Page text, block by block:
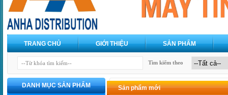
TRANG CHỦ GIỚI THIỆU SẢN PHẨM
Tìm kiếm theo
DANH MỤC SẢN PHẨM Sản phẩm mới